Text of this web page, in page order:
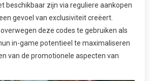
beschikbaar zijn via reguliere aankopen
gevoel van exclusiviteit creëert.
deze codes te gebruiken als
in-game potentieel te maximaliseren
van de promotionele aspecten van